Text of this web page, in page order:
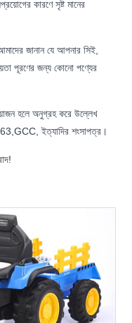
কারণে সৃষ্ট মানের
জানান যে আপনার সিই,
পূরণের জন্য কোনো পণ্যের
হলে অনুগ্রহ করে উল্লেখ
ইত্যাদির শংসাপত্র।